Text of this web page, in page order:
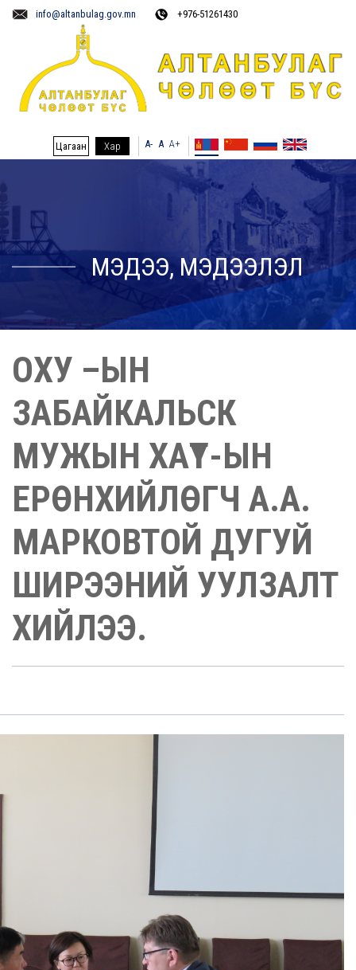
info@altanbulag.gov.mn +976-51261430
Цагаан Хар A- A A+
МЭДЭЭ, МЭДЭЭЛЭЛ
ОХУ –ЫН
ЗАБАЙКАЛЬСК
МУЖЫН ХАҮТ-ЫН
ЕРӨНХИЙЛӨГЧ А.А.
МАРКОВТОЙ ДУГУЙ
ШИРЭЭНИЙ УУЛЗАЛТ
ХИЙЛЭЭ.